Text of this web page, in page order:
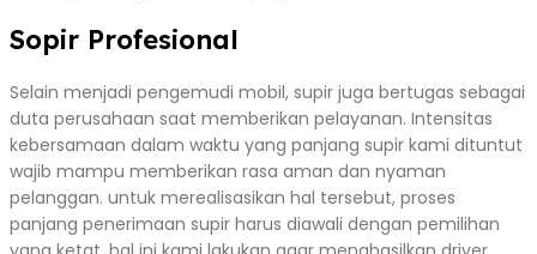
Sopir Profesional
Selain menjadi pengemudi mobil, supir juga bertugas sebagai
duta perusahaan saat memberikan pelayanan. Intensitas
kebersamaan dalam waktu yang panjang supir kami dituntut
wajib mampu memberikan rasa aman dan nyaman
pelanggan. untuk merealisasikan hal tersebut, proses
panjang penerimaan supir harus diawali dengan pemilihan